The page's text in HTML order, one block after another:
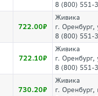
8 (800) 551-
722.00
Живика
г.
8 (800) 551-
722.10
Живика
г.
8 (800) 551-
730.20
Живика
г.